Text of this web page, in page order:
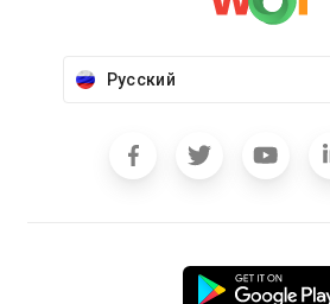
Русский